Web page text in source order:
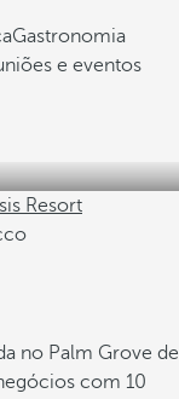
Gastronomia
e eventos
Resort
no Palm Grove de
com 10